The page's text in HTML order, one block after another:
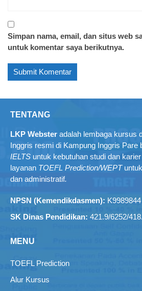
Simpan nama, email, dan situs web
untuk komentar saya berikutnya.
TENTANG
LKP Webster adalah lembaga kursus
Inggris resmi di Kampung Inggris Pare
IELTS untuk kebutuhan studi dan
layanan TOEFL Prediction/WEPT
dan administratif.
NPSN (Kemendikdasmen): K9989844
SK Dinas Pendidikan: 421.9/6252/
MENU
TOEFL Prediction
Alur Kursus